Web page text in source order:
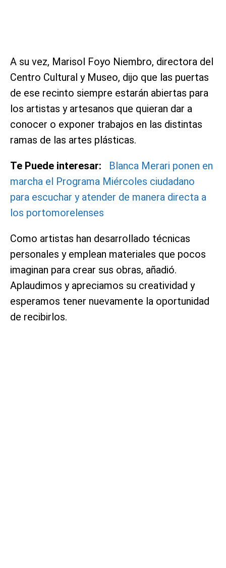
A su vez, Marisol Foyo Niembro, directora del
Centro Cultural y Museo, dijo que las puertas
de ese recinto siempre estarán abiertas para
los artistas y artesanos que quieran dar a
conocer o exponer trabajos en las distintas
ramas de las artes plásticas.
Te Puede interesar:
Blanca Merari ponen en
marcha el Programa Miércoles ciudadano
para escuchar y atender de manera directa a
los portomorelenses
Como artistas han desarrollado técnicas
personales y emplean materiales que pocos
imaginan para crear sus obras, añadió.
Aplaudimos y apreciamos su creatividad y
esperamos tener nuevamente la oportunidad
de recibirlos.